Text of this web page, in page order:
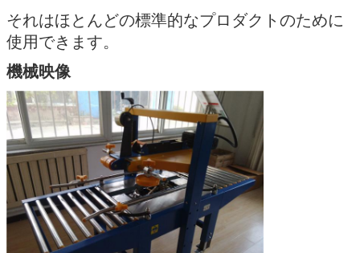
それはほとんどの標準的なプロダクトのために
使用できます。
機械映像